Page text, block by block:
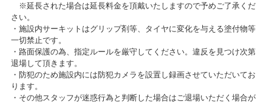
2018/09/26
ホビーリサイクルショップ クルクルが タムタム秋葉原店内にオープ
ンいたします
2018/04/21
TamTam千葉店GWイベント開催！
だーやまプレゼンツ「ドリフト走行会～AKIとLET’S TO RUN
～」
2024/04/28(日)～2024/04/28(日)
カテゴリ：ラジコン
プラモデル展示会「模型最前線2024 ～春のスケールモデル～」
※延長された場合は延長料金を頂戴いたしますので予めご了承くだ
さい。
・施設内サーキットはグリップ剤等、タイヤに変化を与える塗付物等
一切禁止です。
・路面保護の為、指定ルールを厳守してください。違反を見つけ次第
退場して頂きます。
・防犯のため施設内には防犯カメラを設置し録画させていただいてお
ります。
・その他スタッフが迷惑行為と判断した場合はご退場いただく場合が